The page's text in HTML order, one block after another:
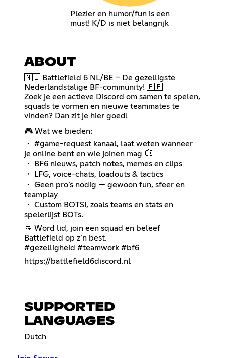
Plezier en humor/fun is een
must! K/D is niet belangrijk
ABOUT
🇳🇱 Battlefield 6 NL/BE – De gezelligste
Nederlandstalige BF-community! 🇧🇪
Zoek je een actieve Discord om samen te spelen,
squads te vormen en nieuwe teammates te
vinden? Dan zit je hier goed!
🎮 Wat we bieden:
・ #game-request kanaal, laat weten wanneer
je online bent en wie joinen mag 💥
・ BF6 nieuws, patch notes, memes en clips
・ LFG, voice-chats, loadouts & tactics
・ Geen pro’s nodig — gewoon fun, sfeer en
teamplay
・ Custom BOTS!, zoals teams en stats en
spelerlijst BOTs.
👊 Word lid, join een squad en beleef
Battlefield op z’n best.
#gezelligheid #teamwork #bf6
https://battlefield6discord.nl
SUPPORTED
LANGUAGES
Dutch